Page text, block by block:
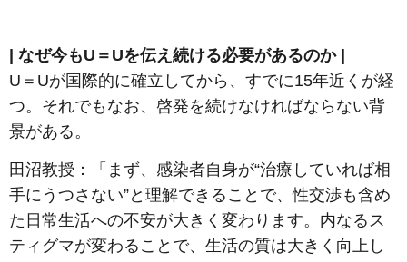
| なぜ今もU＝Uを伝え続ける必要があるのか |
U＝Uが国際的に確立してから、すでに15年近くが経
つ。それでもなお、啓発を続けなければならない背
景がある。
田沼教授：「ま ず、感染者自身が“治療していれば相
手にうつさない”と理解できることで、性交渉も含め
た日常生活への不安が大きく変わります。内なるス
ティグマが変わることで、生活の質は大きく向上し